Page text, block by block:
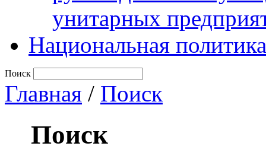
унитарных
Национальная политика
Поиск
Главная / Поиск
Поиск